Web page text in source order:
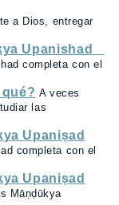
a Dios, entregar
Upanishad
completa con el
A veces
las
Upaniṣad
completa con el
Upaniṣad
Māṇḍūkya